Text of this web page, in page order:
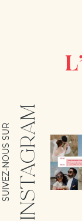
INSTAGRAM
SUIVEZ-NOUS SUR